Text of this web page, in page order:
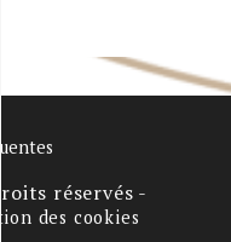
réservés -
des cookies